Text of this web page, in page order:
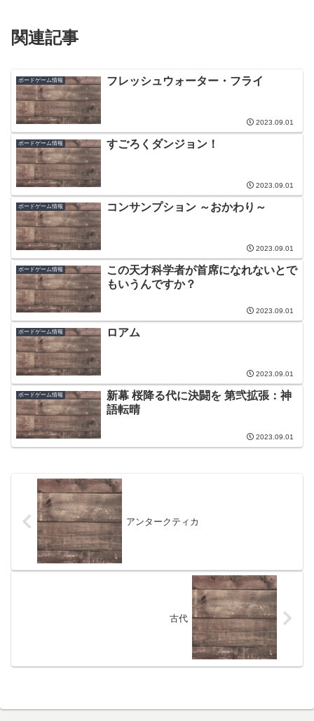
関連記事
ボードゲーム情報 フレッシュウォーター・フライ
2023.09.01
ボードゲーム情報 すごろくダンジョン！
2023.09.01
ボードゲーム情報 コンサンプション ～おかわり～
2023.09.01
ボードゲーム情報
この天才科学者が首席になれないとで
もいうんですか？
2023.09.01
ボードゲーム情報 ロアム
2023.09.01
ボードゲーム情報
新幕 桜降る代に決闘を 第弐拡張：神
語転晴
2023.09.01
アンタークティカ
古代